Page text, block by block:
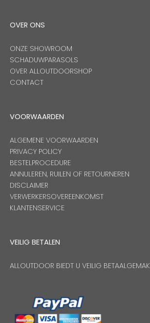
OVER ONS
ONZE SHOWROOM
SCHADUWPARASOLS
OVER ALLOUTDOORSHOP
CONTACT
VOORWAARDEN
ALGEMENE VOORWAARDEN
PRIVACY POLICY
BESTELPROCEDURE
ANNULEREN, RUILEN OF RETOURNEREN
DISCLAIMER
VERWERKERSOVEREENKOMST
KLANTENSERVICE
VEILIG BETALEN
ALLOUTDOOR BIEDT U VEILIG BETAALGEMAK